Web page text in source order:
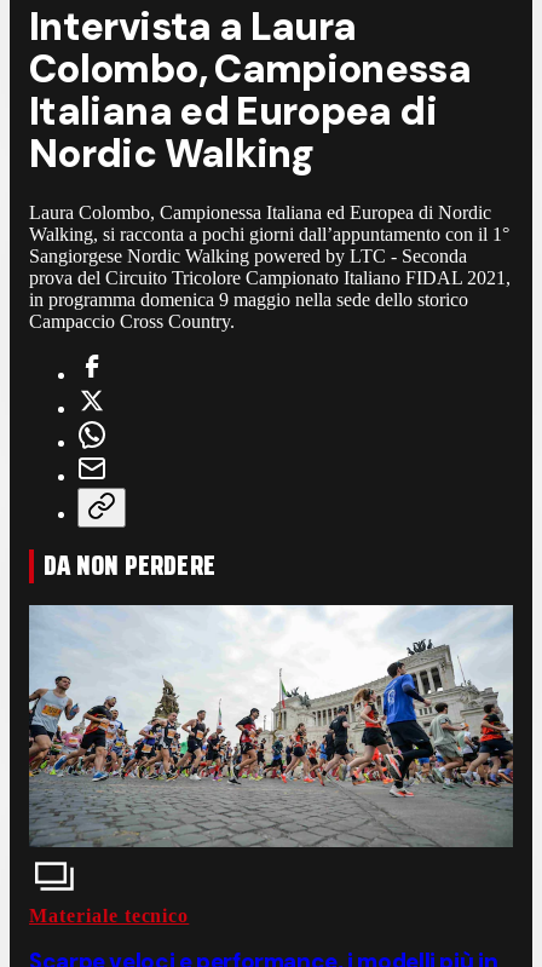
Intervista a Laura
Colombo, Campionessa
Italiana ed Europea di
Nordic Walking
Laura Colombo, Campionessa Italiana ed Europea di Nordic
Walking, si racconta a pochi giorni dall’appuntamento con il 1°
Sangiorgese Nordic Walking powered by LTC - Seconda
prova del Circuito Tricolore Campionato Italiano FIDAL 2021,
in programma domenica 9 maggio nella sede dello storico
Campaccio Cross Country.
DA NON PERDERE
Materiale tecnico